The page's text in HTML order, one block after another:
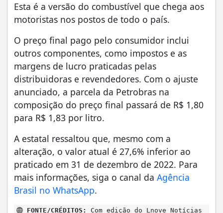
Esta é a versão do combustível que chega aos
motoristas nos postos de todo o país.
O preço final pago pelo consumidor inclui
outros componentes, como impostos e as
margens de lucro praticadas pelas
distribuidoras e revendedores. Com o ajuste
anunciado, a parcela da Petrobras na
composição do preço final passará de R$ 1,80
para R$ 1,83 por litro.
A estatal ressaltou que, mesmo com a
alteração, o valor atual é 27,6% inferior ao
praticado em 31 de dezembro de 2022. Para
mais informações, siga o canal da Agência
Brasil no WhatsApp.
FONTE/CRÉDITOS: Com edição do Lnove Notícias